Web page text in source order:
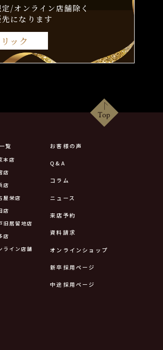
/オンライン店舗除く
になります
ック
覧
本店
店
店
屋栄店
店
旧居留地店
店
ライン店舗
お客様の声
Q&A
コラム
ニュース
来店予約
資料請求
オンラインショップ
新卒採用ページ
中途採用ページ